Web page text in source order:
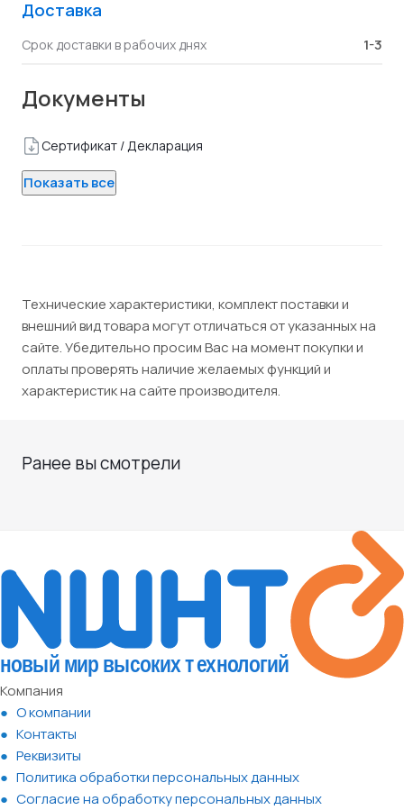
Доставка
Срок доставки в рабочих днях 1-3
Документы
Сертификат / Декларация
Показать все
Технические характеристики, комплект поставки и
внешний вид товара могут отличаться от указанных на
сайте. Убедительно просим Вас на момент покупки и
оплаты проверять наличие желаемых функций и
характеристик на сайте производителя.
Ранее вы смотрели
Компания
О компании
Контакты
Реквизиты
Политика обработки персональных данных
Согласие на обработку персональных данных